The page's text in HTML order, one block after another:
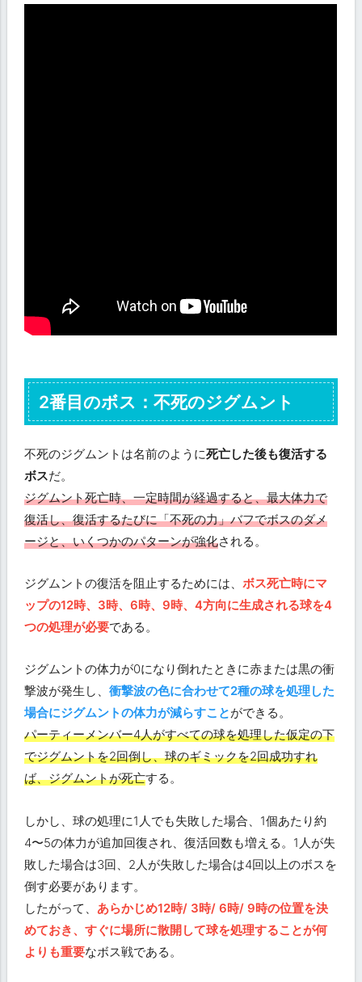
2番目のボス：不死のジグムント
不死のジグムントは名前のように死亡した後も復活する
ボスだ。
ジグムント死亡時、一定時間が経過すると、最大体力で
復活し、復活するたびに「不死の力」バフでボスのダメ
ージと、いくつかのパターンが強化される。
ジグムントの復活を阻止するためには、ボス死亡時にマ
ップの12時、3時、6時、9時、4方向に生成される球を4
つの処理が必要である。
ジグムントの体力が0になり倒れたときに赤または黒の衝
撃波が発生し、衝撃波の色に合わせて2種の球を処理した
場合にジグムントの体力が減らすことができる。
パーティーメンバー4人がすべての球を処理した仮定の下
でジグムントを2回倒し、球のギミックを2回成功すれ
ば、ジグムントが死亡する。
しかし、球の処理に1人でも失敗した場合、1個あたり約
4〜5の体力が追加回復され、復活回数も増える。1人が失
敗した場合は3回、2人が失敗した場合は4回以上のボスを
倒す必要があります。
したがって、 あらかじめ12時/ 3時/ 6時/ 9時の位置を決
めておき、すぐに場所に散開して球を処理することが何
よりも重要なボス戦である。